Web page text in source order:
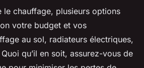
le chauffage, plusieurs options
votre budget et vos
au sol, radiateurs électriques,
qu’il en soit, assurez-vous de